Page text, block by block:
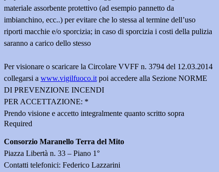
materiale assorbente protettivo (ad esempio pannetto da
imbianchino, ecc..) per evitare che lo stessa al termine dell’uso
riporti macchie e/o sporcizia; in caso di sporcizia i costi della pulizia
saranno a carico dello stesso
Per visionare o scaricare la Circolare VVFF n. 3794 del 12.03.2014
collegarsi a www.vigilfuoco.it poi accedere alla Sezione NORME
DI PREVENZIONE INCENDI
PER ACCETTAZIONE: *
Prendo visione e accetto integralmente quanto scritto sopra
Required
Consorzio Maranello Terra del Mito
Piazza Libertà n. 33 – Piano 1°
Contatti telefonici: Federico Lazzarini